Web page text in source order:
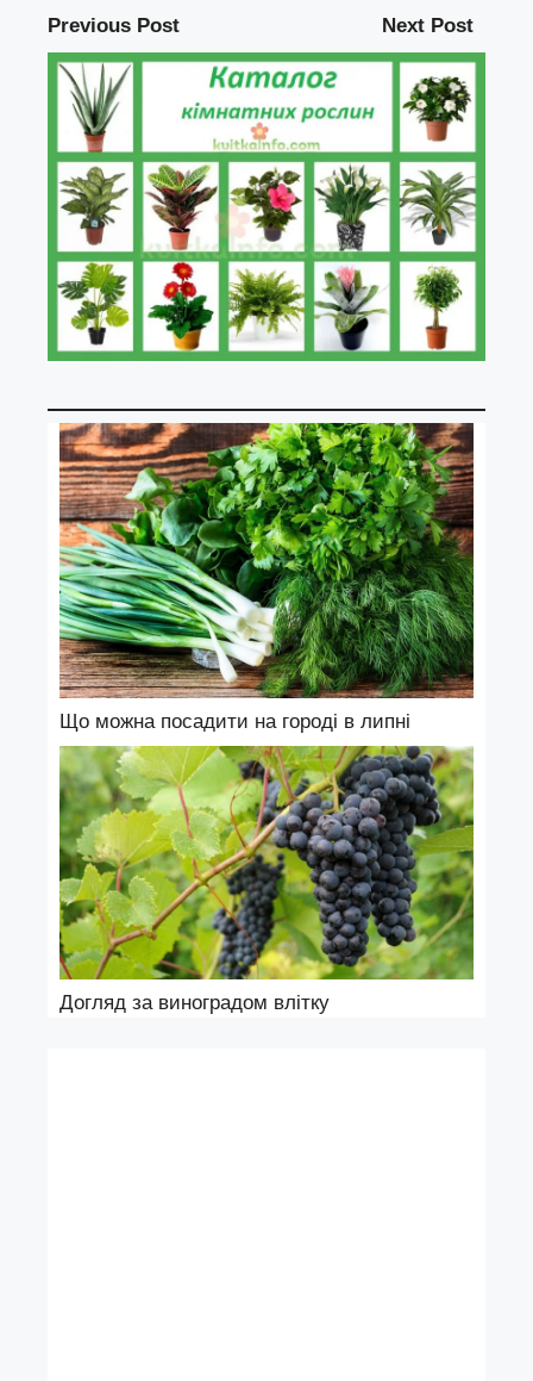
Previous Post Next Post
Що можна посадити на городі в липні
Догляд за виноградом влітку